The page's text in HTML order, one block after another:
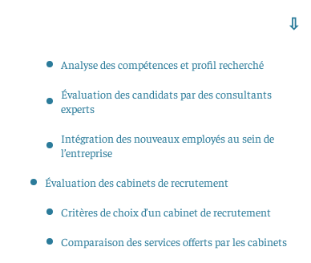
Analyse des compétences et profil recherché
Évaluation des candidats par des consultants
experts
Intégration des nouveaux employés au sein de
l’entreprise
Évaluation des cabinets de recrutement
Critères de choix d’un cabinet de recrutement
Comparaison des services offerts par les cabinets